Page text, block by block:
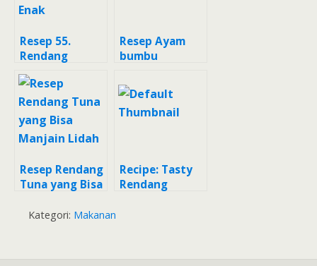
Resep 55.
Rendang
simple yang
Enak
Resep Ayam
bumbu
Resep Rendang
Tuna yang Bisa
Recipe: Tasty
Rendang
Kategori: Makanan